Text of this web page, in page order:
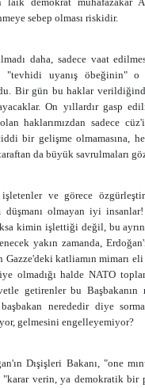
sebep olması riskidir.
daha, sadece vaat
"tevhidi uyanış öbeğinin" o
Bir gün bu haklar
On yıllardır gasp
haklarımızdan sadece
bir gelişme olmamasına,
da büyük savrulmaları
ve görece
olmayan iyi
kimin işlettiği değil, bu
yakın zamanda,
Gazze'deki katliamın mimarı
olmadığı halde NATO
getirenler bu Başbakanın
nerededir diye
gelmesini engelleyemiyor?
Dışişleri Bakanı, "one
verin, ya demokratik bir